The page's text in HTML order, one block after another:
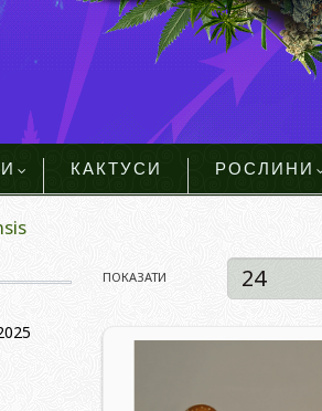
КАКТУСИ РОСЛИНИ
ПОКАЗАТИ